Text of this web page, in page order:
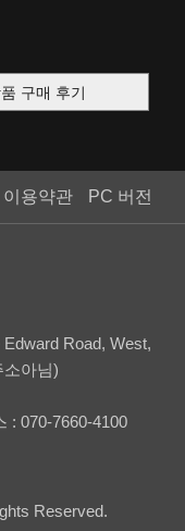
구매 후기
이용약관 PC 버전
Road, West,
소아님)
: 070-7660-4100
Reserved.